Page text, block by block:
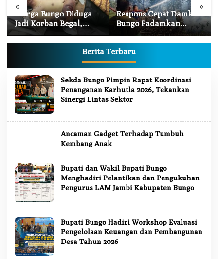
« »
Warga Bungo Diduga
Jadi Korban Begal,
Meninggal Dunia
Akibat Luka Bacok
Respons Cepat Damkar
Bungo Padamkan
Kebakaran Lahan di
Sungai Mengkuang
Berita Terbaru
J
U
R
N
A
L
J
I
Sekda Bungo Pimpin Rapat Koordinasi
Penanganan Karhutla 2026, Tekankan
Sinergi Lintas Sektor
Ancaman Gadget Terhadap Tumbuh
Kembang Anak
Bupati dan Wakil Bupati Bungo
Menghadiri Pelantikan dan Pengukuhan
Pengurus LAM Jambi Kabupaten Bungo
Bupati Bungo Hadiri Workshop Evaluasi
Pengelolaan Keuangan dan Pembangunan
Desa Tahun 2026